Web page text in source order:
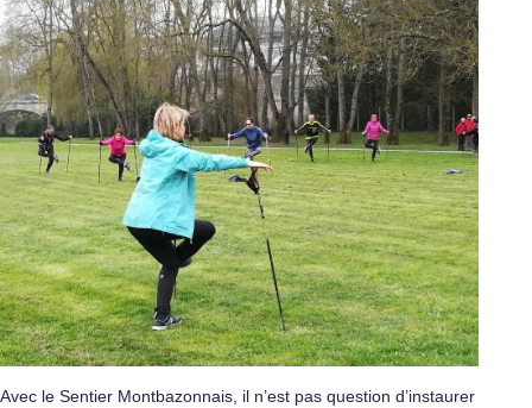
Avec le Sentier Montbazonnais, il n’est pas question d’instaurer